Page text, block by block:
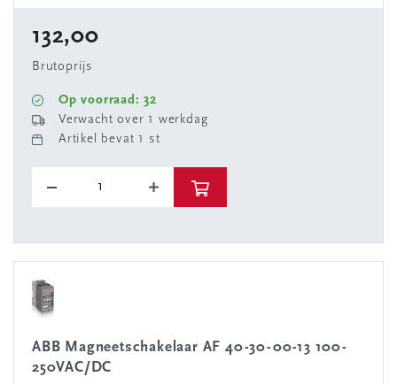
132,00
Brutoprijs
Op voorraad: 32
Verwacht over 1 werkdag
Artikel bevat 1 st
ABB Magneetschakelaar AF 40-30-00-13 100-
250VAC/DC